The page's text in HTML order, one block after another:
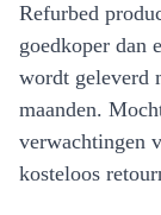
Refurbed
goedkoper dan
wordt geleverd
maanden.
verwachtingen
kosteloos